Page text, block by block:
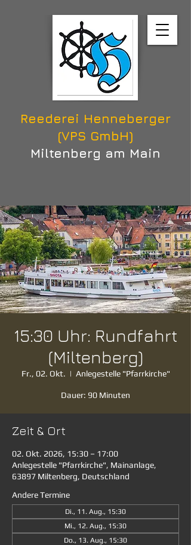
Reederei Henneberger
(VPS GmbH)
Miltenberg am Main
15:30 Uhr: Rundfahrt
(Miltenberg)
Fr., 02. Okt.
  |
Anlegestelle "Pfarrkirche"
Dauer: 90 Minuten
Zeit & Ort
02. Okt. 2026, 15:30 – 17:00
Anlegestelle "Pfarrkirche", Mainanlage,
63897 Miltenberg, Deutschland
Andere Termine
Di., 11. Aug., 15:30
Mi., 12. Aug., 15:30
Do., 13. Aug., 15:30